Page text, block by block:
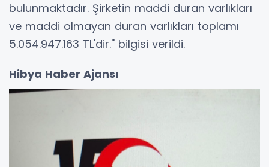
bulunmaktadır. Şirketin maddi duran varlıkları
ve maddi olmayan duran varlıkları toplamı
5.054.947.163 TL'dir.'' bilgisi verildi.
Hibya Haber Ajansı